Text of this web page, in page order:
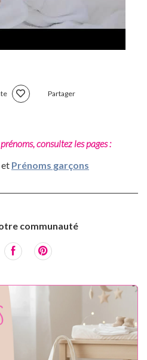
Partager
consultez les pages :
et Prénoms garçons
communauté